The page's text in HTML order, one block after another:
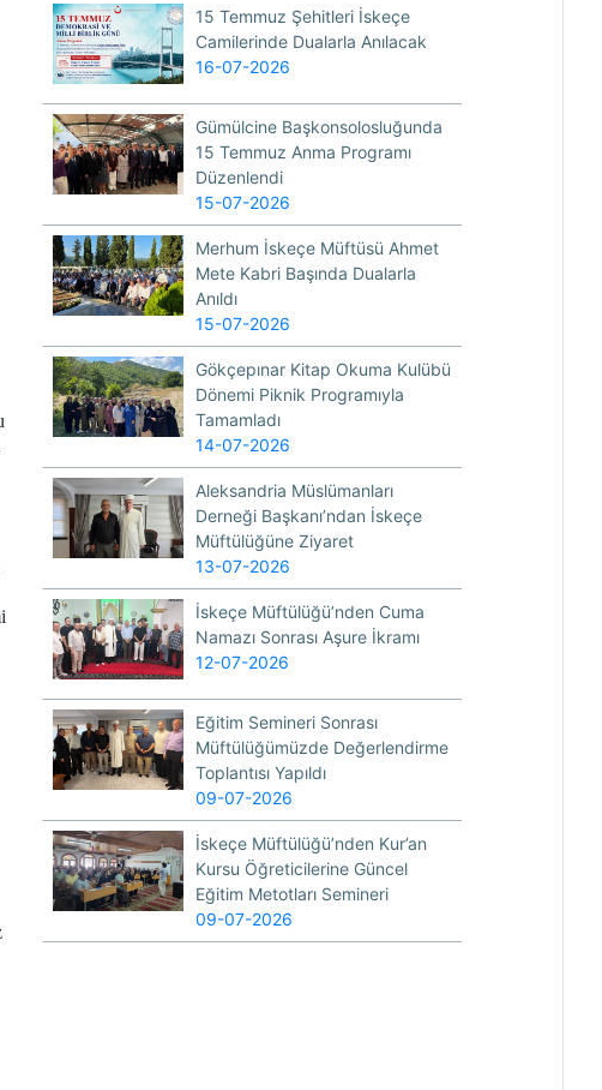
15 Temmuz Şehitleri İskeçe
Camilerinde Dualarla Anılacak
16-07-2026
Gümülcine Başkonsolosluğunda
15 Temmuz Anma Programı
Düzenlendi
15-07-2026
Merhum İskeçe Müftüsü Ahmet
Mete Kabri Başında Dualarla
Anıldı
15-07-2026
Gökçepınar Kitap Okuma Kulübü
Dönemi Piknik Programıyla
Tamamladı
14-07-2026
Aleksandria Müslümanları
Derneği Başkanı’ndan İskeçe
Müftülüğüne Ziyaret
13-07-2026
İskeçe Müftülüğü’nden Cuma
Namazı Sonrası Aşure İkramı
12-07-2026
Eğitim Semineri Sonrası
Müftülüğümüzde Değerlendirme
Toplantısı Yapıldı
09-07-2026
İskeçe Müftülüğü’nden Kur’an
Kursu Öğreticilerine Güncel
Eğitim Metotları Semineri
09-07-2026